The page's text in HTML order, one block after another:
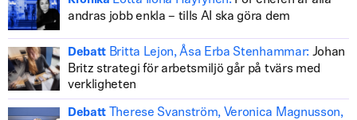
andras jobb enkla – tills AI ska göra dem
Debatt Britta Lejon, Åsa Erba Stenhammar: Johan
Britz strategi för arbetsmiljö går på tvärs med
verkligheten
Debatt
Therese Svanström, Veronica Magnusson,